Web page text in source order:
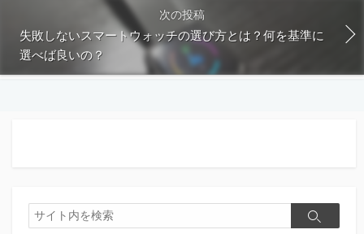
次の投稿
失敗しないスマートウォッチの選び方とは？何を基準に
選べば良いの？
検
索
検